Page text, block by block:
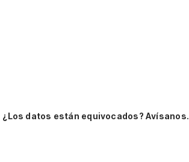
¿Los datos están equivocados? Avísanos.